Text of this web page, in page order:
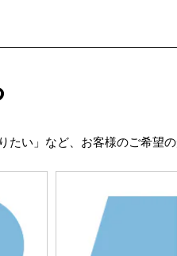
い」など、お客様のご希望の